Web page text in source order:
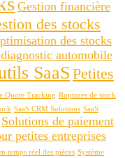
Gestion financière
des stocks
des stocks
automobile
SaaS Petites
Quote Tracking Ruptures de stock
SaaS CRM Solutions SaaS
Solutions de paiement
petites entreprises
temps réel des pièces Système